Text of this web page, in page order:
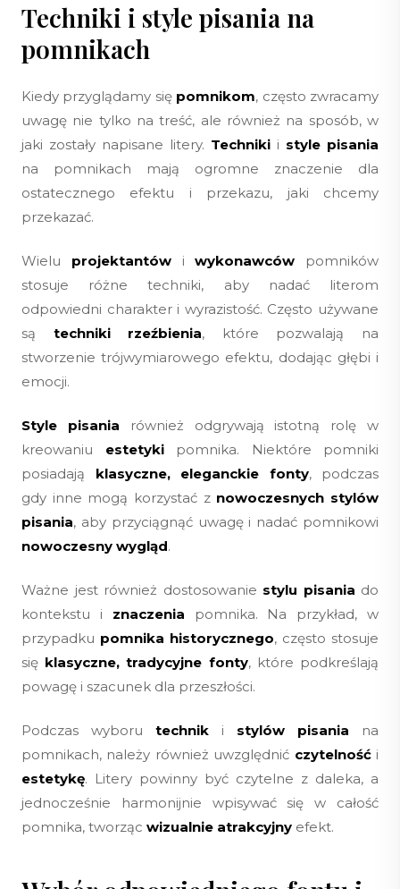
Techniki i style pisania na
pomnikach
Kiedy przyglądamy się pomnikom, często zwracamy
uwagę nie tylko na treść, ale również na sposób, w
jaki zostały napisane litery. Techniki i style pisania
na pomnikach mają ogromne znaczenie dla
ostatecznego efektu i przekazu, jaki chcemy
przekazać.
Wielu projektantówiwykonawców pomników
stosuje różne techniki, aby nadać literom
odpowiedni charakter i wyrazistość. Często używane
są techniki rzeźbienia, które pozwalają na
stworzenie trójwymiarowego efektu, dodając głębi i
emocji.
Style pisania również odgrywają istotną rolę w
kreowaniu estetykipomnika. Niektóre pomniki
posiadają klasyczne, eleganckie fonty, podczas
gdy inne mogą korzystać z nowoczesnych stylów
pisania, aby przyciągnąć uwagę i nadać pomnikowi
nowoczesny wygląd.
Ważne jest również dostosowanie stylu pisania do
kontekstu i znaczenia pomnika. Na przykład, w
przypadku pomnika historycznego, często stosuje
się klasyczne, tradycyjne fonty, które podkreślają
powagę i szacunek dla przeszłości.
Podczas wyboru technik i stylów pisania na
pomnikach, należy również uwzględnić czytelnośći
estetykę. Litery powinny być czytelne z daleka, a
jednocześnie harmonijnie wpisywać się w całość
pomnika, tworząc wizualnie atrakcyjny efekt.